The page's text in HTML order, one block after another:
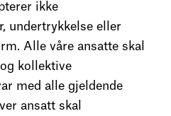
ikke
undertrykkelse eller
Alle våre ansatte skal
kollektive
med alle gjeldende
ansatt skal